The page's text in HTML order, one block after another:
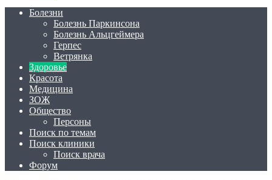
Болезни
Болезнь Паркинсона
Болезнь Альцгеймера
Герпес
Ветрянка
Здоровье
Красота
Медицина
ЗОЖ
Общество
Персоны
Поиск по темам
Поиск клиники
Поиск врача
Форум